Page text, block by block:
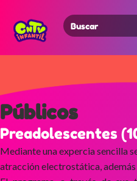
Search
for:
Públicos
Preadolescentes
Mediante una expercia sencilla
atracción electrostática,